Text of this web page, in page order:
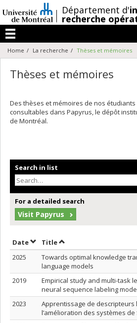
au
contenu
/Département d'
recherche
Menu
Home La recherche Thèses et mémoires
Thèses et mémoires
Des thèses et mémoires de nos
consultables dans Papyrus, le dépôt
de Montréal.
Search in list
For a detailed search
Visit Papyrus
DateSort by date in ascending order
TitleSort by title in
2025
Towards optimal knowledge
language models
2019
Empirical study and multi-task
neural sequence labeling
2023
Apprentissage de descripteurs
l’amélioration des systèmes de